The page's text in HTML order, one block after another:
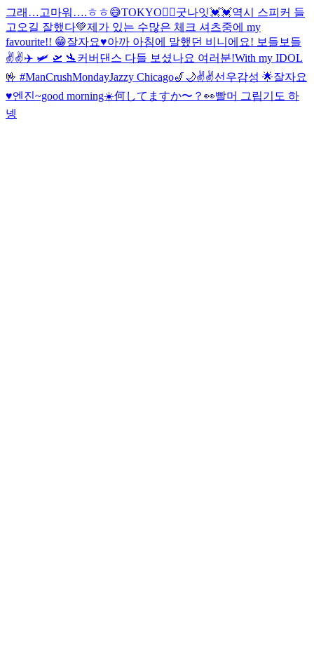
그래…고마워….ㅎㅎ😅TOKYO❤️‍🔥굿나잇💓💓역시 스피커 들
고오길 잘했다💚제가 있는 수많은 체크 셔츠중에 my
favourite!! 😁잘자요♥️아까 아침에 말했던 비니에요! 보들보들
✌️✌️✈️ 🛩 🛫 🛬 커버댄스 다들 보셨나요 여러분!With my IDOL
🤟 #ManCrushMondayJazzy Chicago🎷🌙✌️✌️선우감성 🌟잘자요
♥️엔진~good morning☀️何してますか〜？👀빨머 그립기도 하
넹